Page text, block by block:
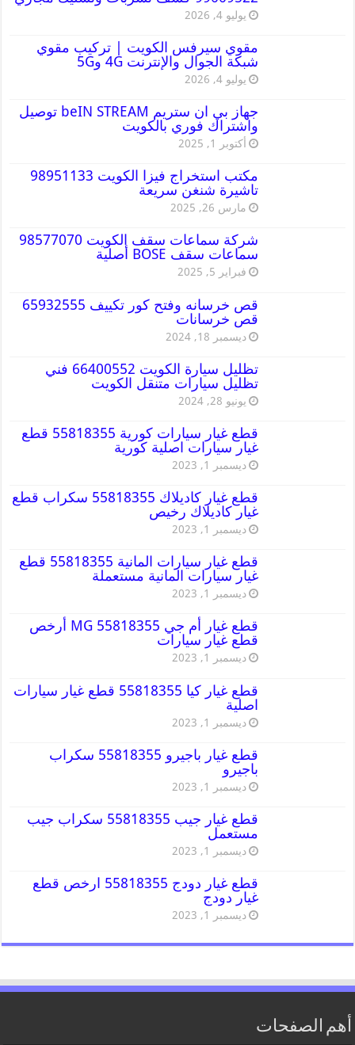
يوليو 4, 2026
مقوي سيرفس الكويت | تركيب مقوي
شبكة الجوال والإنترنت 4G و5G
يوليو 4, 2026
جهاز بي ان ستريم beIN STREAM توصيل
واشتراك فوري بالكويت
أكتوبر 1, 2025
مكتب استخراج فيزا الكويت 98951133
تاشيرة شنغن سريعة
مارس 26, 2025
شركة سماعات سقف الكويت 98577070
سماعات سقف BOSE أصلية
فبراير 5, 2025
قص خرسانه وفتح كور تكييف 65932555
قص خرسانات
ديسمبر 18, 2024
تظليل سيارة الكويت 66400552 فني
تظليل سيارات متنقل الكويت
يونيو 28, 2024
قطع غيار سيارات كورية 55818355 قطع
غيار سيارات اصلية كورية
ديسمبر 1, 2023
قطع غيار كاديلاك 55818355 سكراب قطع
غيار كاديلاك رخيص
ديسمبر 1, 2023
قطع غيار سيارات المانية 55818355 قطع
غيار سيارات المانية مستعملة
ديسمبر 1, 2023
قطع غيار أم جي MG 55818355 أرخص
قطع غيار سيارات
ديسمبر 1, 2023
قطع غيار كيا 55818355 قطع غيار سيارات
اصلية
ديسمبر 1, 2023
قطع غيار باجيرو 55818355 سكراب
باجيرو
ديسمبر 1, 2023
قطع غيار جيب 55818355 سكراب جيب
مستعمل
ديسمبر 1, 2023
قطع غيار دودج 55818355 ارخص قطع
غيار دودج
ديسمبر 1, 2023
أهم الصفحات